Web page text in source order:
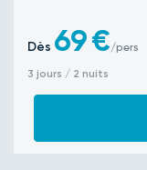
Dès 69€/pers
3 jours / 2 nuits